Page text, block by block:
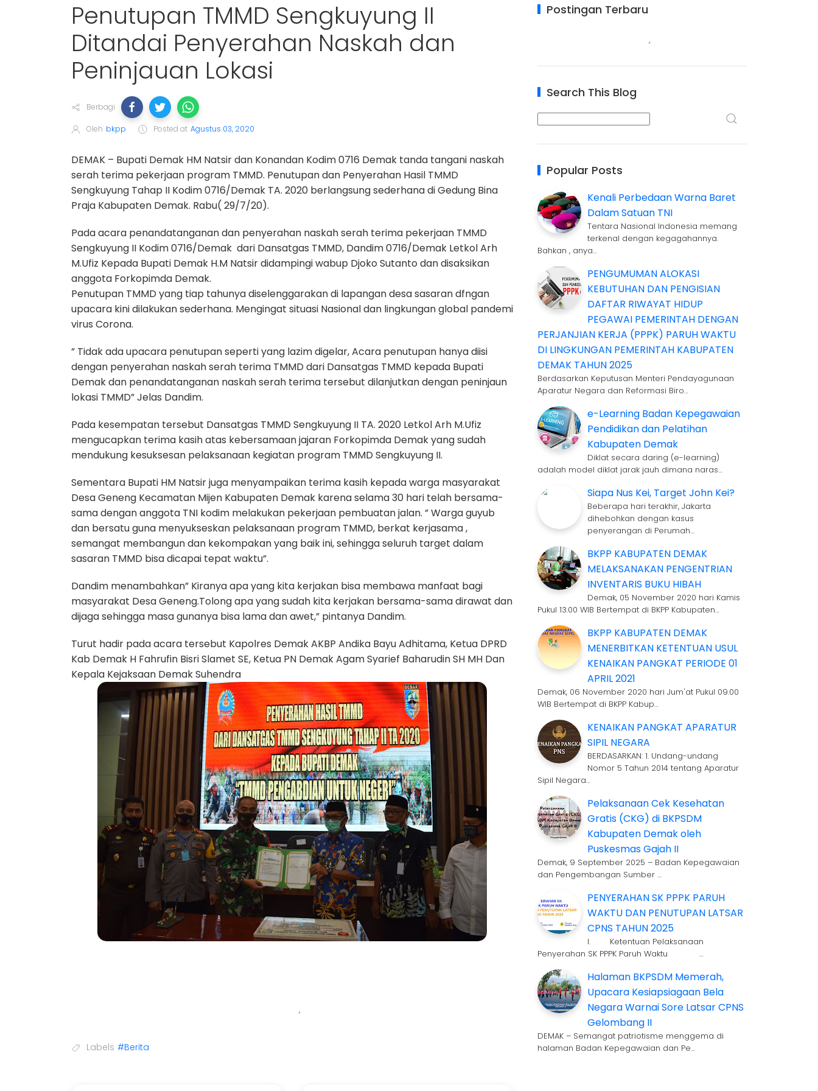
Penutupan TMMD Sengkuyung II
Ditandai Penyerahan Naskah dan
Peninjauan Lokasi
Berbagi
Oleh bkpp Posted at Agustus 03, 2020
DEMAK – Bupati Demak HM Natsir dan Konandan Kodim 0716 Demak tanda tangani naskah
serah terima pekerjaan program TMMD. Penutupan dan Penyerahan Hasil TMMD
Sengkuyung Tahap II Kodim 0716/Demak TA. 2020 berlangsung sederhana di Gedung Bina
Praja Kabupaten Demak. Rabu( 29/7/20).
Pada acara penandatanganan dan penyerahan naskah serah terima pekerjaan TMMD
Sengkuyung II Kodim 0716/Demak dari Dansatgas TMMD, Dandim 0716/Demak Letkol Arh
M.Ufiz Kepada Bupati Demak H.M Natsir didampingi wabup Djoko Sutanto dan disaksikan
anggota Forkopimda Demak.
Penutupan TMMD yang tiap tahunya diselenggarakan di lapangan desa sasaran dfngan
upacara kini dilakukan sederhana. Mengingat situasi Nasional dan lingkungan global pandemi
virus Corona.
” Tidak ada upacara penutupan seperti yang lazim digelar, Acara penutupan hanya diisi
dengan penyerahan naskah serah terima TMMD dari Dansatgas TMMD kepada Bupati
Demak dan penandatanganan naskah serah terima tersebut dilanjutkan dengan peninjaun
lokasi TMMD” Jelas Dandim.
Pada kesempatan tersebut Dansatgas TMMD Sengkuyung II TA. 2020 Letkol Arh M.Ufiz
mengucapkan terima kasih atas kebersamaan jajaran Forkopimda Demak yang sudah
mendukung kesuksesan pelaksanaan kegiatan program TMMD Sengkuyung II.
Sementara Bupati HM Natsir juga menyampaikan terima kasih kepada warga masyarakat
Desa Geneng Kecamatan Mijen Kabupaten Demak karena selama 30 hari telah bersama-
sama dengan anggota TNI kodim melakukan pekerjaan pembuatan jalan. ” Warga guyub
dan bersatu guna menyukseskan pelaksanaan program TMMD, berkat kerjasama ,
semangat membangun dan kekompakan yang baik ini, sehingga seluruh target dalam
sasaran TMMD bisa dicapai tepat waktu”.
Dandim menambahkan” Kiranya apa yang kita kerjakan bisa membawa manfaat bagi
masyarakat Desa Geneng.Tolong apa yang sudah kita kerjakan bersama-sama dirawat dan
dijaga sehingga masa gunanya bisa lama dan awet,” pintanya Dandim.
Turut hadir pada acara tersebut Kapolres Demak AKBP Andika Bayu Adhitama, Ketua DPRD
Kab Demak H Fahrufin Bisri Slamet SE, Ketua PN Demak Agam Syarief Baharudin SH MH Dan
Kepala Kejaksaan Demak Suhendra
Labels #Berita
Postingan Terbaru
Search This Blog
Popular Posts
Kenali Perbedaan Warna Baret
Dalam Satuan TNI
Tentara Nasional Indonesia memang
terkenal dengan kegagahannya.
Bahkan , anya…
PENGUMUMAN ALOKASI
KEBUTUHAN DAN PENGISIAN
DAFTAR RIWAYAT HIDUP
PEGAWAI PEMERINTAH DENGAN
PERJANJIAN KERJA (PPPK) PARUH WAKTU
DI LINGKUNGAN PEMERINTAH KABUPATEN
DEMAK TAHUN 2025
Berdasarkan Keputusan Menteri Pendayagunaan
Aparatur Negara dan Reformasi Biro…
e-Learning Badan Kepegawaian
Pendidikan dan Pelatihan
Kabupaten Demak
Diklat secara daring (e-learning)
adalah model diklat jarak jauh dimana naras…
Siapa Nus Kei, Target John Kei?
Beberapa hari terakhir, Jakarta
dihebohkan dengan kasus
penyerangan di Perumah…
BKPP KABUPATEN DEMAK
MELAKSANAKAN PENGENTRIAN
INVENTARIS BUKU HIBAH
Demak, 05 November 2020 hari Kamis
Pukul 13.00 WIB Bertempat di BKPP Kabupaten…
BKPP KABUPATEN DEMAK
MENERBITKAN KETENTUAN USUL
KENAIKAN PANGKAT PERIODE 01
APRIL 2021
Demak, 06 November 2020 hari Jum'at Pukul 09.00
WIB Bertempat di BKPP Kabup…
KENAIKAN PANGKAT APARATUR
SIPIL NEGARA
BERDASARKAN: 1. Undang-undang
Nomor 5 Tahun 2014 tentang Aparatur
Sipil Negara…
Pelaksanaan Cek Kesehatan
Gratis (CKG) di BKPSDM
Kabupaten Demak oleh
Puskesmas Gajah II
Demak, 9 September 2025 – Badan Kepegawaian
dan Pengembangan Sumber …
PENYERAHAN SK PPPK PARUH
WAKTU DAN PENUTUPAN LATSAR
CPNS TAHUN 2025
I. Ketentuan Pelaksanaan
Penyerahan SK PPPK Paruh Waktu …
Halaman BKPSDM Memerah,
Upacara Kesiapsiagaan Bela
Negara Warnai Sore Latsar CPNS
Gelombang II
DEMAK – Semangat patriotisme menggema di
halaman Badan Kepegawaian dan Pe…